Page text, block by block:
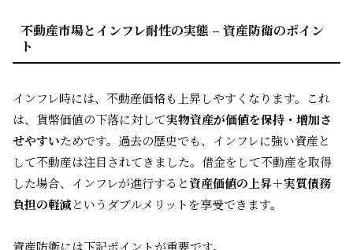
不動産市場とインフレ耐性の実態 – 資産防衛のポイン
ト
インフレ時には、不動産価格も上昇しやすくなります。これ
は、貨幣価値の下落に対して実物資産が価値を保持・増加さ
せやすいためです。過去の歴史でも、インフレに強い資産と
して不動産は注目されてきました。借金をして不動産を取得
した場合、インフレが進行すると資産価値の上昇＋実質債務
負担の軽減というダブルメリットを享受できます。
資産防衛には下記ポイントが重要です。